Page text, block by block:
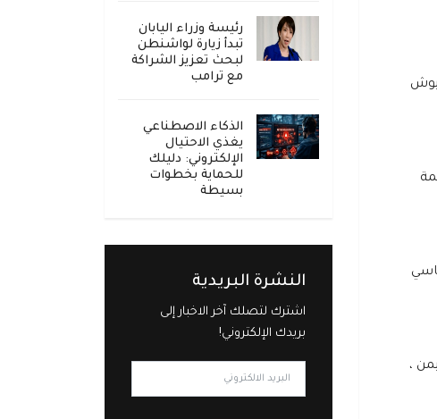
،
رئيسة وزراء اليابان
تبدأ زيارة لواشنطن
لبحث تعزيز الشراكة
مع ترامب
الذكاء الاصطناعي
يغذي الاحتيال
الإلكتروني: دليلك
للحماية بخطوات
بسيطة
النشرة البريدية
اشترك لتصلك آخر الاخبار إلى
بريدك الإلكتروني!